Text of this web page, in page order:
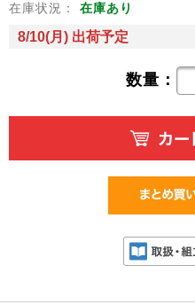
在庫状況： 在庫あり
8/10(月) 出荷予定
数量：